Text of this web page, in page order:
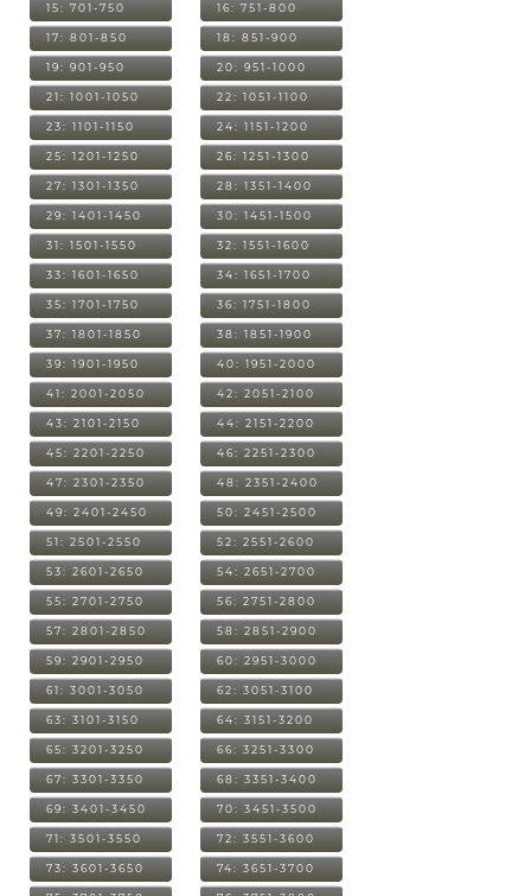
15: 701-750 16: 751-800
17: 801-850 18: 851-900
19: 901-950 20: 951-1000
21: 1001-1050 22: 1051-1100
23: 1101-1150 24: 1151-1200
25: 1201-1250 26: 1251-1300
27: 1301-1350 28: 1351-1400
29: 1401-1450 30: 1451-1500
31: 1501-1550 32: 1551-1600
33: 1601-1650 34: 1651-1700
35: 1701-1750 36: 1751-1800
37: 1801-1850 38: 1851-1900
39: 1901-1950 40: 1951-2000
41: 2001-2050 42: 2051-2100
43: 2101-2150 44: 2151-2200
45: 2201-2250 46: 2251-2300
47: 2301-2350 48: 2351-2400
49: 2401-2450 50: 2451-2500
51: 2501-2550 52: 2551-2600
53: 2601-2650 54: 2651-2700
55: 2701-2750 56: 2751-2800
57: 2801-2850 58: 2851-2900
59: 2901-2950 60: 2951-3000
61: 3001-3050 62: 3051-3100
63: 3101-3150 64: 3151-3200
65: 3201-3250 66: 3251-3300
67: 3301-3350 68: 3351-3400
69: 3401-3450 70: 3451-3500
71: 3501-3550 72: 3551-3600
73: 3601-3650 74: 3651-3700